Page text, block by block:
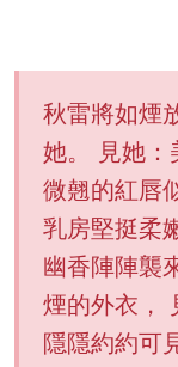
秋雷將如煙
她。 見她：
微翹的紅唇
乳房堅挺柔
幽香陣陣襲
煙的外衣，
隱隱約約可